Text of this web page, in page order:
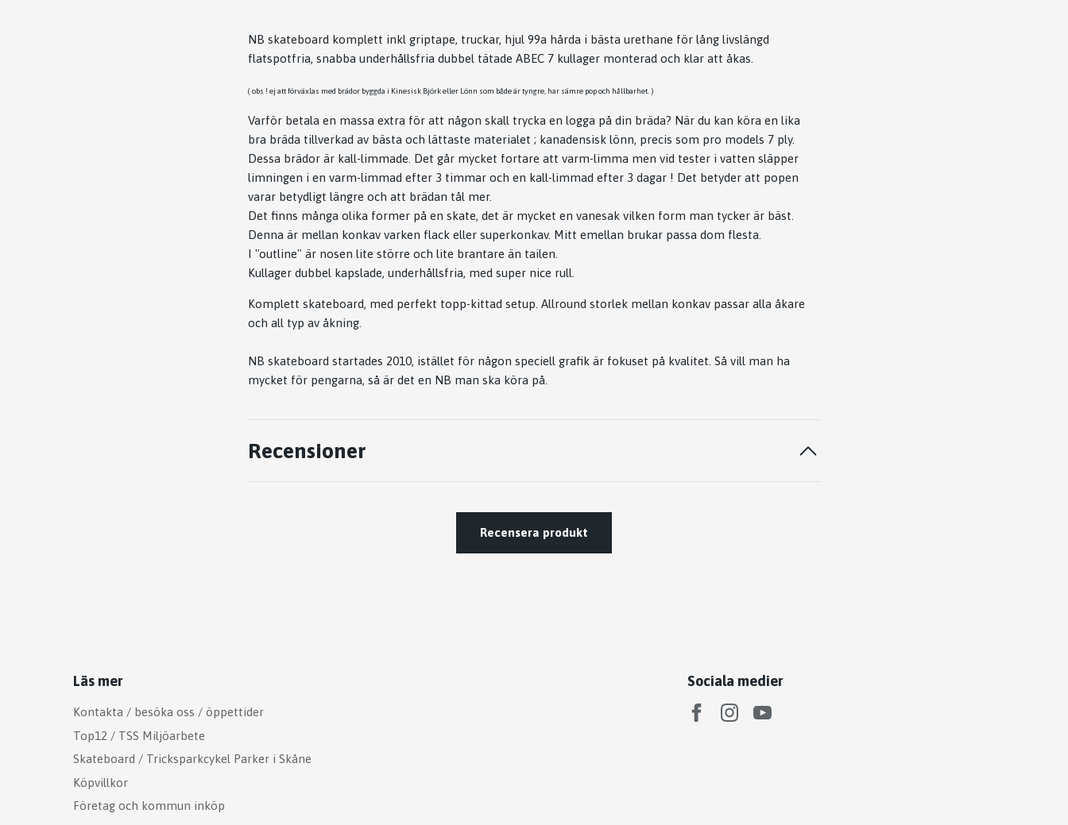
NB skateboard komplett inkl griptape, truckar, hjul 99a hårda i bästa urethane för lång livslängd
flatspotfria, snabba underhållsfria dubbel tätade ABEC 7 kullager monterad och klar att åkas.
( obs ! ej att förväxlas med brädor byggda i Kinesisk Björk eller Lönn som både är tyngre, har sämre pop och hållbarhet. )
Varför betala en massa extra för att någon skall trycka en logga på din bräda? När du kan köra en lika
bra bräda tillverkad av bästa och lättaste materialet ; kanadensisk lönn, precis som pro models 7 ply.
Dessa brädor är kall-limmade. Det går mycket fortare att varm-limma men vid tester i vatten släpper
limningen i en varm-limmad efter 3 timmar och en kall-limmad efter 3 dagar ! Det betyder att popen
varar betydligt längre och att brädan tål mer.
Det finns många olika former på en skate, det är mycket en vanesak vilken form man tycker är bäst.
Denna är mellan konkav varken flack eller superkonkav. Mitt emellan brukar passa dom flesta.
I "outline" är nosen lite större och lite brantare än tailen.
Kullager dubbel kapslade, underhållsfria, med super nice rull.
Komplett skateboard, med perfekt topp-kittad setup. Allround storlek mellan konkav passar alla åkare
och all typ av åkning.
NB skateboard startades 2010, istället för någon speciell grafik är fokuset på kvalitet. Så vill man ha
mycket för pengarna, så är det en NB man ska köra på.
Recensioner
Recensera produkt
Läs mer
Kontakta / besöka oss / öppettider
Top12 / TSS Miljöarbete
Skateboard / Tricksparkcykel Parker i Skåne
Köpvillkor
Företag och kommun inköp
Sociala medier